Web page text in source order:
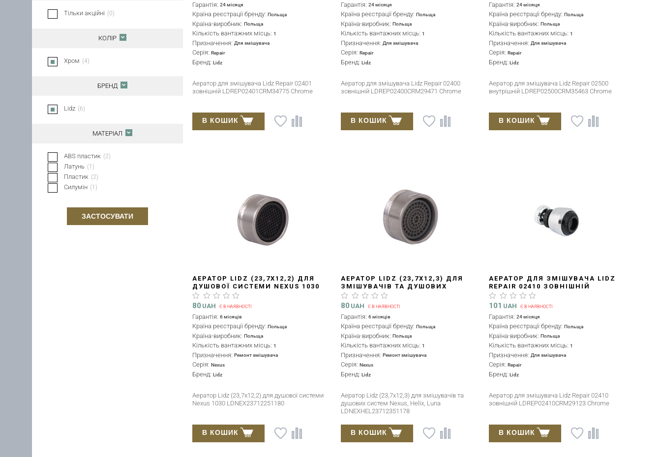
Тільки акційні (0)
КОЛІР
Хром (4)
БРЕНД
Lidz (6)
МАТЕРІАЛ
ABS пластик (2)
Латунь (1 )
Пластик (2)
Силумін (1 )
ЗАСТОСУВАТИ
Гарантія:24 місяця
Країна реєстрації бренду:Польща
Країна-виробник:Польща
Кількість вантажних місць:1
Призначення:Для змішувача
Серія:Repair
Бренд:Lidz
Аератор для змішувача Lidz Repair 02401
зовнішній LDREP02401CRM34775 Chrome
В КОШИК
Гарантія: 24 місяця
Країна реєстрації бренду: Польща
Країна-виробник: Польща
Кількість вантажних місць: 1
Призначення: Для змішувача
Серія: Repair
Бренд: Lidz
Аератор для змішувача Lidz Repair 02400
зовнішній LDREP02400CRM29471 Chrome
В КОШИК
Гарантія:24 місяця
Країна реєстрації бренду:Польща
Країна-виробник:Польща
Кількість вантажних місць:1
Призначення:Для змішувача
Серія:Repair
Бренд:Lidz
Аератор для змішувача Lidz Repair 02500
внутрішній LDREP02500CRM35463 Chrome
В КОШИК
АЕРАТОР LIDZ (23,7X12,2) ДЛЯ
ДУШОВОЇ СИСТЕМИ NEXUS 1030
LDNEX23712251180
80 UAH Є В НАЯВНОСТІ
Гарантія:6 місяців
Країна реєстрації бренду:Польща
Країна-виробник:Польща
Кількість вантажних місць:1
Призначення:Ремонт змішувача
Серія:Nexus
Бренд:Lidz
Аератор Lidz (23,7x12,2) для душової системи
Nexus 1030 LDNEX23712251180
В КОШИК
АЕРАТОР LIDZ (23,7X12,3) ДЛЯ
ЗМІШУВАЧІВ ТА ДУШОВИХ
СИСТЕМ NEXUS, HELIX, LUNA
LDNEXHEL23712351178
80 UAH Є В НАЯВНОСТІ
Гарантія: 6 місяців
Країна реєстрації бренду: Польща
Країна-виробник: Польща
Кількість вантажних місць: 1
Призначення: Ремонт змішувача
Серія: Nexus
Бренд: Lidz
Аератор Lidz (23,7x12,3) для змішувачів та
душових систем Nexus, Helix, Luna
LDNEXHEL23712351178
В КОШИК
АЕРАТОР ДЛЯ ЗМІШУВАЧА LIDZ
REPAIR 02410 ЗОВНІШНІЙ
LDREP02410CRM29123 CHROME
101 UAH Є В НАЯВНОСТІ
Гарантія:24 місяця
Країна реєстрації бренду:Польща
Країна-виробник:Польща
Кількість вантажних місць:1
Призначення:Для змішувача
Серія:Repair
Бренд:Lidz
Аератор для змішувача Lidz Repair 02410
зовнішній LDREP02410CRM29123 Chrome
В КОШИК